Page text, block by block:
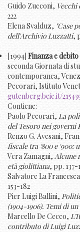
Guido Zucconi,
222
Elena Svalduz, "Case
dell'Archivio Luzzatti,
[1994]Finanza e
seconda Giornata di
contemporanea,
Pecorari, Istituto
gutenberg.beic.it/
Contiene:
Paolo Pecorari, La
del Tesoro nei governi
Renzo G. Avesani,
fiscale tra ‘800 e
Vera Zamagni, Alcune
età giolittiana, pp. 137-
Salvatore La
153-182
Pier Luigi Ballini,
(1904-1906). Temi di
Marcello De Cecco,
contributo di Luigi